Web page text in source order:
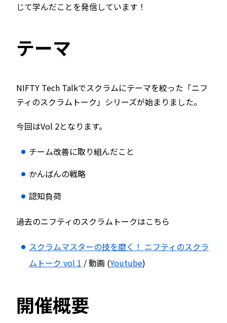
じて学んだことを発信しています！
テーマ
NIFTY Tech Talkでスクラムにテーマを絞った「ニフ
ティのスクラムトーク」シリーズが始まりました。
今回はVol 2となります。
チーム改善に取り組んだこと
かんばんの戦略
認知負荷
過去のニフティのスクラムトークはこちら
スクラムマスターの技を磨く！ ニフティのスクラ
ムトーク vol 1 / 動画 (Youtube)
開催概要